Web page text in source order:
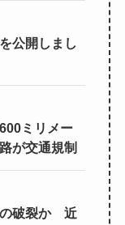
公開しまし
ミリメー
が交通規制
の破裂か 近